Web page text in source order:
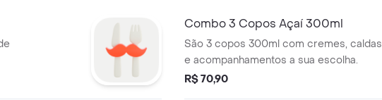
Combo 3 Copos Açaí 300ml
São 3 copos 300ml com cremes, caldas
e acompanhamentos a sua escolha.
R$ 70,90